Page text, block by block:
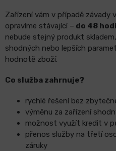
Zařízení vám v případě závady
opravíme stávající – do 48
nebude stejný produkt
shodných nebo lepších
hodnotě zboží.
Co služba zahrnuje?
rychlé řešení bez
výměnu za zařízení
možnost využít kredit v
přenos služby na třetí
záruky